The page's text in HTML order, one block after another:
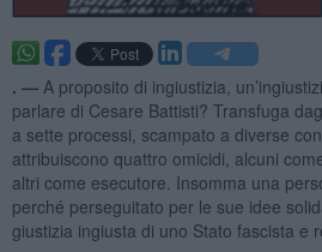
. — A proposito di ingiustizia,
parlare di Cesare Battisti? Transfuga
a sette processi, scampato a diverse
attribuiscono quattro omicidi, alcuni
altri come esecutore. Insomma una
perché perseguitato per le sue idee
giustizia ingiusta di uno Stato fascista e